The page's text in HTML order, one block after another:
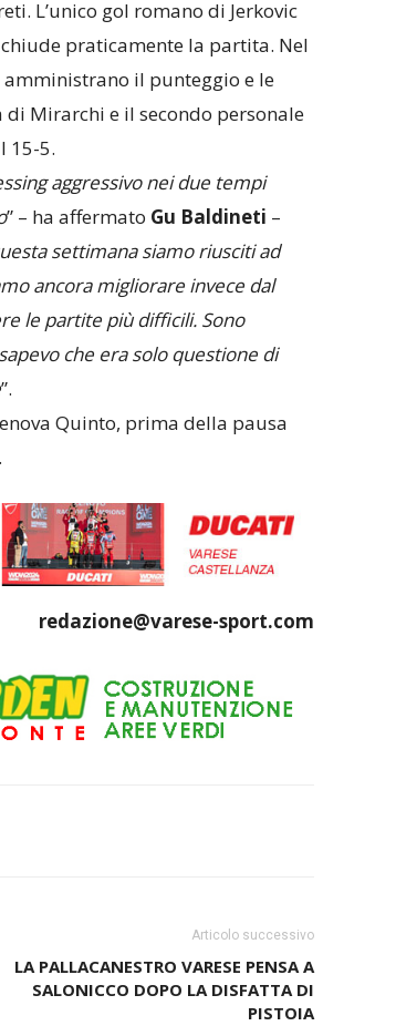
L’unico gol romano di Jerkovic
praticamente la partita. Nel
il punteggio e le
Mirarchi e il secondo personale
15-5.
aggressivo nei due tempi
” – ha affermato Gu Baldineti –
settimana siamo riusciti ad
ancora migliorare invece dal
le partite più difficili. Sono
che era solo questione di
”.
Quinto, prima della pausa
redazione@varese-sport.com
Articolo successivo
LA PALLACANESTRO VARESE PENSA A
SALONICCO DOPO LA DISFATTA DI
PISTOIA